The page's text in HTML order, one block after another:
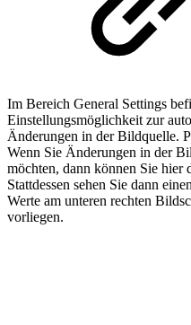
Im Bereich General Settings
Einstellungsmöglichkeit zur
Änderungen in der Bildquelle.
Wenn Sie Änderungen in der
möchten, dann können Sie hier
Stattdessen sehen Sie dann
Werte am unteren rechten
vorliegen.